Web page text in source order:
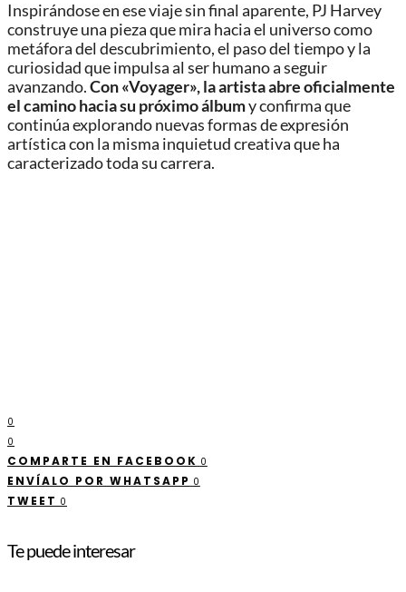
Inspirándose en ese viaje sin final aparente, PJ Harvey
construye una pieza que mira hacia el universo como
metáfora del descubrimiento, el paso del tiempo y la
curiosidad que impulsa al ser humano a seguir
avanzando.Con «Voyager», la artista abre oficialmente
el camino hacia su próximo álbumy confirma que
continúa explorando nuevas formas de expresión
artística con la misma inquietud creativa que ha
caracterizado toda su carrera.
0
0
COMPARTE EN FACEBOOK 0
ENVÍALO POR WHATSAPP 0
TWEET 0
Te puede interesar